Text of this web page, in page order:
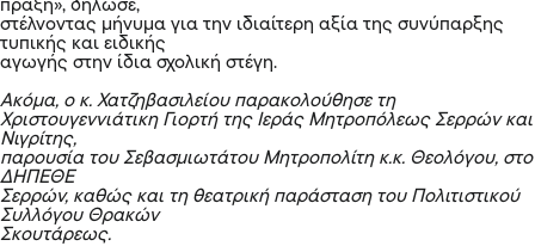
πράξη», δήλωσε,
στέλνοντας μήνυμα για την ιδιαίτερη αξία της συνύπαρξης
τυπικής και ειδικής
αγωγής στην ίδια σχολική στέγη.
Ακόμα, ο κ. Χατζηβασιλείου παρακολούθησε τη
Χριστουγεννιάτικη Γιορτή της Ιεράς Μητροπόλεως Σερρών και
Νιγρίτης,
παρουσία του Σεβασμιωτάτου Μητροπολίτη κ.κ. Θεολόγου, στο
ΔΗΠΕΘΕ
Σερρών, καθώς και τη θεατρική παράσταση του Πολιτιστικού
Συλλόγου Θρακών
Σκουτάρεως.